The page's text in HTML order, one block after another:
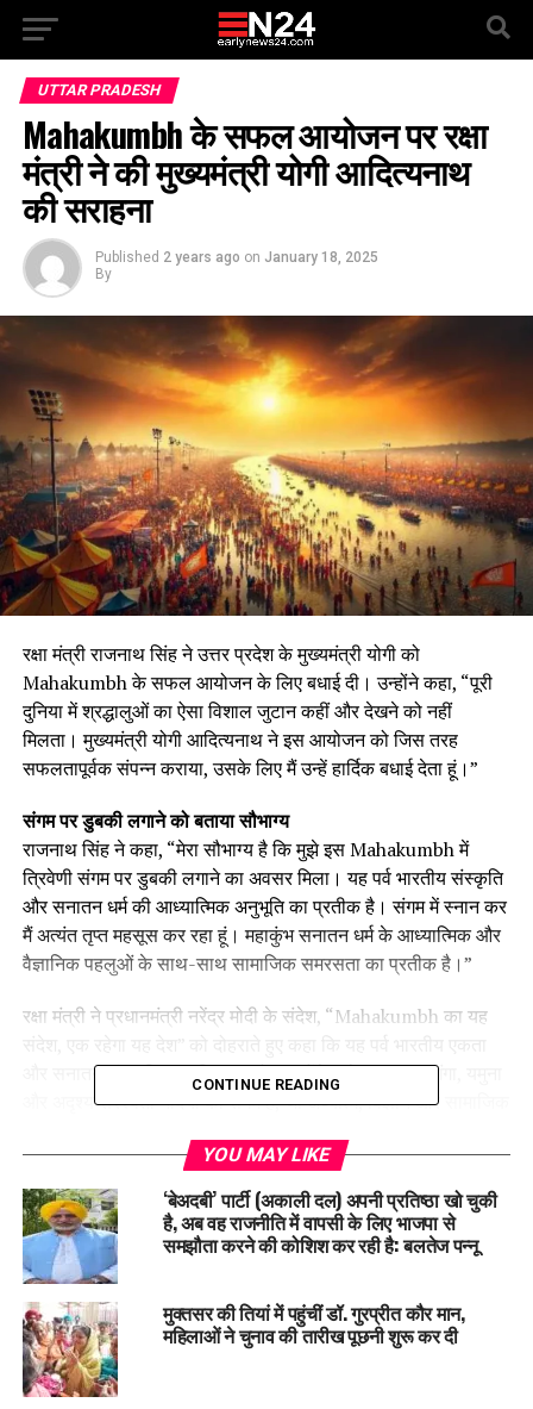
UTTAR PRADESH
Mahakumbh के सफल आयोजन पर रक्षा
मंत्री ने की मुख्यमंत्री योगी आदित्यनाथ
की सराहना
Published 2 years ago on January 18, 2025
By
रक्षा मंत्री राजनाथ सिंह ने उत्तर प्रदेश के मुख्यमंत्री योगी को
Mahakumbh के सफल आयोजन के लिए बधाई दी। उन्होंने कहा, “पूरी
दुनिया में श्रद्धालुओं का ऐसा विशाल जुटान कहीं और देखने को नहीं
मिलता। मुख्यमंत्री योगी आदित्यनाथ ने इस आयोजन को जिस तरह
सफलतापूर्वक संपन्न कराया, उसके लिए मैं उन्हें हार्दिक बधाई देता हूं।”
संगम पर डुबकी लगाने को बताया सौभाग्य
राजनाथ सिंह ने कहा, “मेरा सौभाग्य है कि मुझे इस Mahakumbh में
त्रिवेणी संगम पर डुबकी लगाने का अवसर मिला। यह पर्व भारतीय संस्कृति
और सनातन धर्म की आध्यात्मिक अनुभूति का प्रतीक है। संगम में स्नान कर
मैं अत्यंत तृप्त महसूस कर रहा हूं। महाकुंभ सनातन धर्म के आध्यात्मिक और
वैज्ञानिक पहलुओं के साथ-साथ सामाजिक समरसता का प्रतीक है।”
रक्षा मंत्री ने प्रधानमंत्री नरेंद्र मोदी के संदेश, “Mahakumbh का यह
और सनातन संस्कृति का परिचायक है। उन्होंने आगे कहा, “यह गंगा, यमुना
और अदृश्य सरस्वती नदियों का संगम है, जो अध्यात्म, विज्ञान और सामाजिक
पूजा-अर्चना और भारी श्रद्धालु जुटान
प्रयागराज में चल रहे महाकुंभ के छठे दिन राजनाथ सिंह ने त्रिवेणी संगम पर
डुबकी लगाई और पूजा-अर्चना की। उनके साथ भाजपा सांसद सुधांशु
त्रिवेदी और अन्य नेता भी मौजूद थे। उत्तर प्रदेश सरकार के अनुसार,
शनिवार सुबह 10 बजे तक 19.8 लाख से अधिक तीर्थयात्री महाकुंभ में
पहुंचे।
महाकुंभ के छठे दिन 10 लाख से अधिक कल्पवासी और 9.84 लाख
तीर्थयात्री संगम में स्नान कर चुके थे।
CONTINUE READING
YOU MAY LIKE
‘बेअदबी’ पार्टी (अकाली दल) अपनी प्रतिष्ठा खो चुकी
है, अब वह राजनीति में वापसी के लिए भाजपा से
समझौता करने की कोशिश कर रही है: बलतेज पन्नू
मुक्तसर की तियां में पहुंचीं डॉ. गुरप्रीत कौर मान,
महिलाओं ने चुनाव की तारीख पूछनी शुरू कर दी